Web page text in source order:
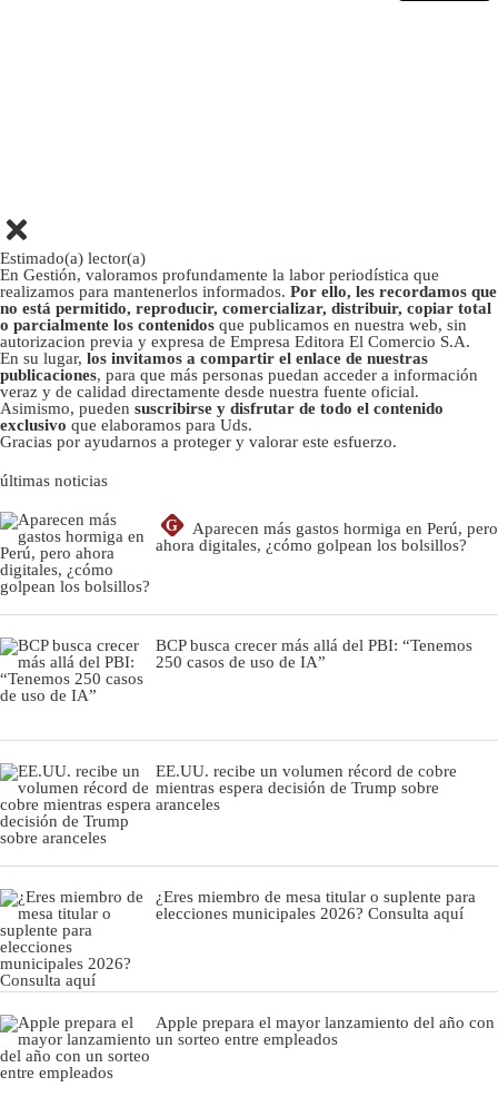
Estimado(a) lector(a)
En Gestión, valoramos profundamente la labor periodística que
realizamos para mantenerlos informados. Por ello, les recordamos que
no está permitido, reproducir, comercializar, distribuir, copiar total
o parcialmente los contenidos que publicamos en nuestra web, sin
autorizacion previa y expresa de Empresa Editora El Comercio S.A.
En su lugar, los invitamos a compartir el enlace de nuestras
publicaciones, para que más personas puedan acceder a información
veraz y de calidad directamente desde nuestra fuente oficial.
Asimismo, pueden suscribirse y disfrutar de todo el contenido
exclusivo que elaboramos para Uds.
Gracias por ayudarnos a proteger y valorar este esfuerzo.
últimas noticias
G
Aparecen más gastos hormiga en Perú, pero
ahora digitales, ¿cómo golpean los bolsillos?
BCP busca crecer más allá del PBI: “Tenemos
250 casos de uso de IA”
EE.UU. recibe un volumen récord de cobre
mientras espera decisión de Trump sobre
aranceles
¿Eres miembro de mesa titular o suplente para
elecciones municipales 2026? Consulta aquí
Apple prepara el mayor lanzamiento del año con
un sorteo entre empleados